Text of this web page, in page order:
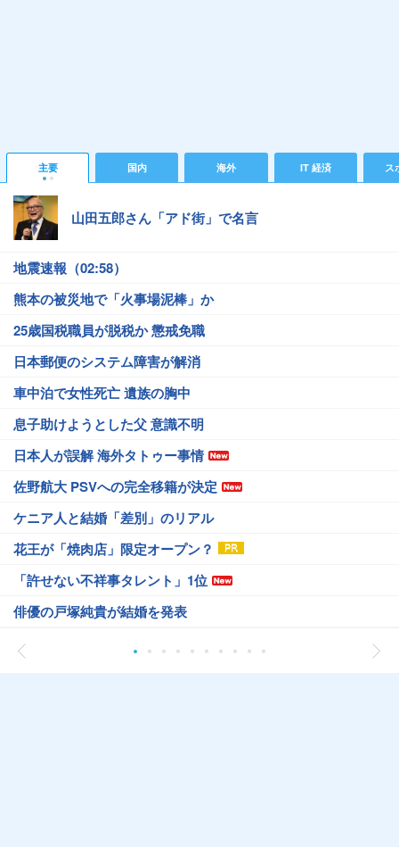
主要 国内 海外 IT 経済 ス
山田五郎さん「アド街」で名言
地震速報（02:58）
熊本の被災地で「火事場泥棒」か
25歳国税職員が脱税か 懲戒免職
日本郵便のシステム障害が解消
車中泊で女性死亡 遺族の胸中
息子助けようとした父 意識不明
日本人が誤解 海外タトゥー事情
佐野航大 PSVへの完全移籍が決定
ケニア人と結婚「差別」のリアル
花王が「焼肉店」限定オープン？
「許せない不祥事タレント」1位
俳優の戸塚純貴が結婚を発表